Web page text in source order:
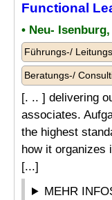
Functional
• Neu-
Führungs-/
Beratungs-/
[. .. ] delivering
associates.
the highest
how it organizes
[...]
MEHR